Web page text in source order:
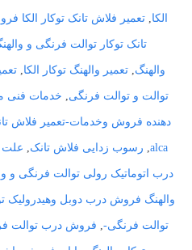
الکا, تعمیر فلاش تانک توکار الکا
تانک توکار توالت فرنگی و
والهنگ,تعمیر والهنگ توکار الکا,
توالت و توالت فرنگی,
دهنده فروش وخدمات-تعمیر فلاش
alca
, رسوب زدایی فلاش تانک, علت
درب اتوماتیک رولی توالت فرنگی و
والهنگ فروش درب دوبل وهیدرولیک
توالت فرنگی-, فروش درب توالت